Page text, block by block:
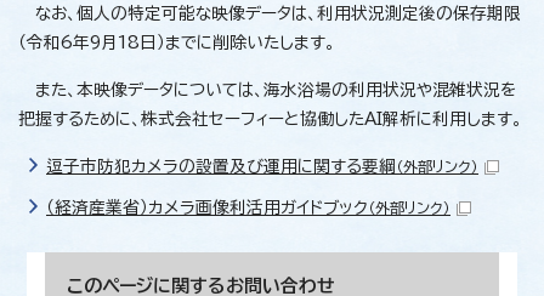
なお、個人の特定可能な映像データは、利用状況測定後の保存期限
（令和6年9月18日）までに削除いたします。
また、本映像データについては、海水浴場の利用状況や混雑状況を
把握するために、株式会社セーフィーと協働したAI解析に利用します。
逗子市防犯カメラの設置及び運用に関する要綱 （外部リンク）
（経済産業省）カメラ画像利活用ガイドブック （外部リンク）
このページに関する お問い合わせ